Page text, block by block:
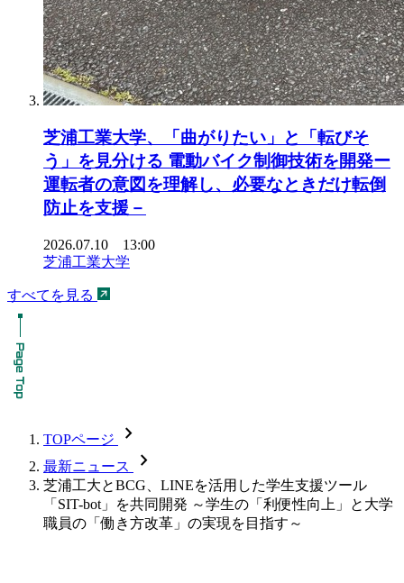
芝浦工業大学、「曲がりたい」と「転びそ
う」を見分ける 電動バイク制御技術を開発ー
運転者の意図を理解し、必要なときだけ転倒
防止を支援－
2026.07.10 13:00
芝浦工業大学
すべてを見る
TOPページ chevron_forward
最新ニュース chevron_forward
芝浦工大とBCG、LINEを活用した学生支援ツール
「SIT-bot」を共同開発 ～学生の「利便性向上」と大学
職員の「働き方改革」の実現を目指す～